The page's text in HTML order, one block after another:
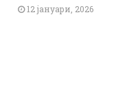
12 јануари, 2026